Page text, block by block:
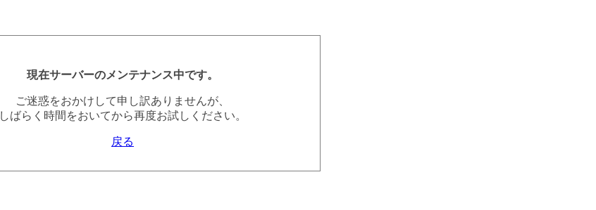
現在サーバーのメンテナンス中です。
ご迷惑をおかけして申し訳ありませんが、
しばらく時間をおいてから再度お試しください。
戻る